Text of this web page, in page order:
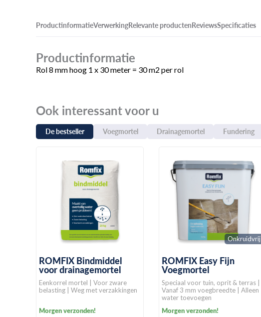
ProductinformatieVerwerkingRelevante productenReviewsSpecificaties
Productinformatie
Rol 8 mm hoog 1 x 30 meter = 30 m2 per rol
Ook interessant voor u
De bestseller Voegmortel Drainagemortel Fundering
ROMFIX Bindmiddel
voor drainagemortel
Eenkorrel mortel | Voor zware
belasting | Weg met verzakkingen
Morgen verzonden!
Onkruidvrij
ROMFIX Easy Fijn
Voegmortel
Speciaal voor tuin, oprit & terras |
Vanaf 3 mm voegbreedte | Alleen
water toevoegen
Morgen verzonden!